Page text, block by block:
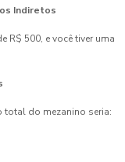
Indiretos
R$ 500, e você tiver uma
total do mezanino seria: